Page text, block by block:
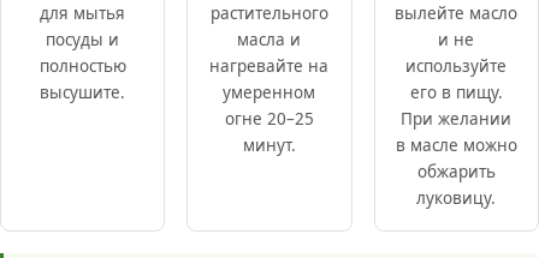
для мытья
посуды и
полностью
высушите.
растительного
масла и
нагревайте на
умеренном
огне 20–25
минут.
вылейте масло
и не
используйте
его в пищу.
При желании
в масле можно
обжарить
луковицу.